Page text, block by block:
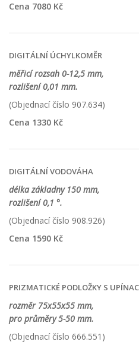
Cena 7080 Kč
DIGITÁLNÍ ÚCHYLKOMĚR
měřicí rozsah 0-12,5 mm,
rozlišení 0,01 mm.
(Objednací číslo 907.634)
Cena 1330 Kč
DIGITÁLNÍ VODOVÁHA
délka základny 150 mm,
rozlišení 0,1 °.
(Objednací číslo 908.926)
Cena 1590 Kč
PRIZMATICKÉ PODLOŽKY S
rozměr 75x55x55 mm,
pro průměry 5-50 mm.
(Objednací číslo 666.551)